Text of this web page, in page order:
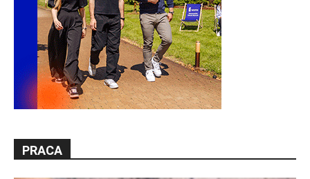
PRACA